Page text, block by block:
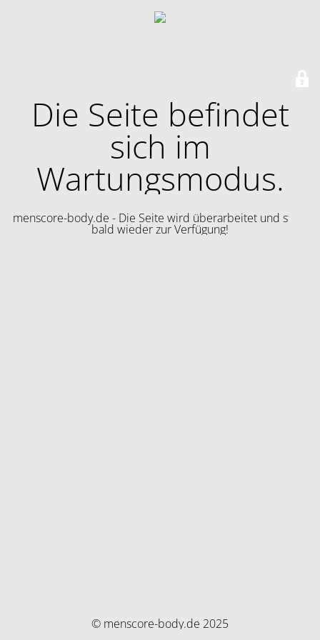
Die Seite befindet
sich im
Wartungsmodus.
menscore-body.de - Die Seite wird überarbeitet und steht
bald wieder zur Verfügung!
© menscore-body.de 2025